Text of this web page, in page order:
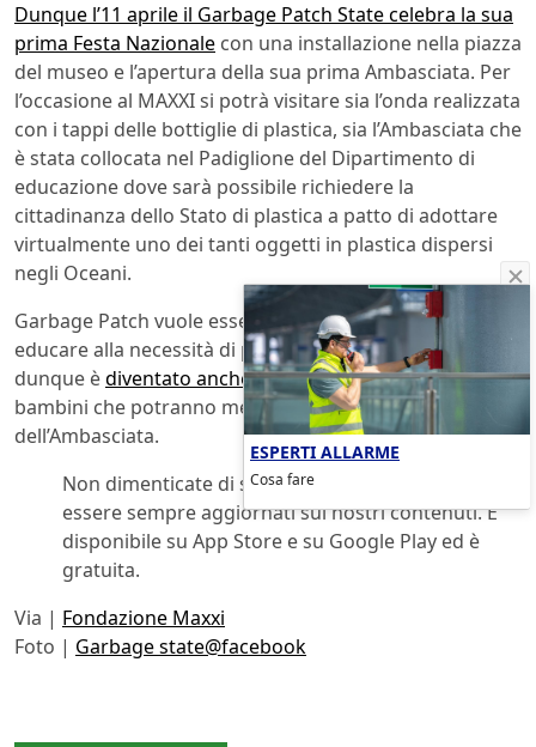
Dunque l’11 aprile il Garbage Patch State celebra la sua
prima Festa Nazionale con una installazione nella piazza
del museo e l’apertura della sua prima Ambasciata. Per
l’occasione al MAXXI si potrà visitare sia l’onda realizzata
con i tappi delle bottiglie di plastica, sia l’Ambasciata che
è stata collocata nel Padiglione del Dipartimento di
educazione dove sarà possibile richiedere la
cittadinanza dello Stato di plastica a patto di adottare
virtualmente uno dei tanti oggetti in plastica dispersi
negli Oceani.
Garbage Patch vuole essere un progetto completo per
educare alla necessità di produrre meno rifiuti e
dunque èdiventato anche APPe giochi dedicati ai
bambini che potranno mettersi alla prova all’interno
dell’Ambasciata.
Non dimenticate di scaricare la Blogo App, per
essere sempre aggiornati sui nostri contenuti. E’
disponibile su App Store e su Google Play ed è
gratuita.
Via | Fondazione Maxxi
Foto | Garbage state@facebook
ESPERTI ALLARME
Cosa fare